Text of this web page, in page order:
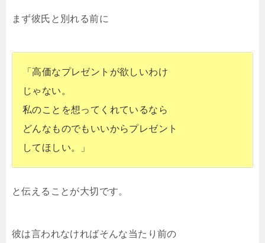
まず彼氏と別れる前に
「高価なプレゼントが欲しいわけ
じゃない。
私のことを想ってくれているなら
どんなものでもいいからプレゼント
してほしい。」
と伝えることが大切です。
彼は言われなければそんな当たり前の